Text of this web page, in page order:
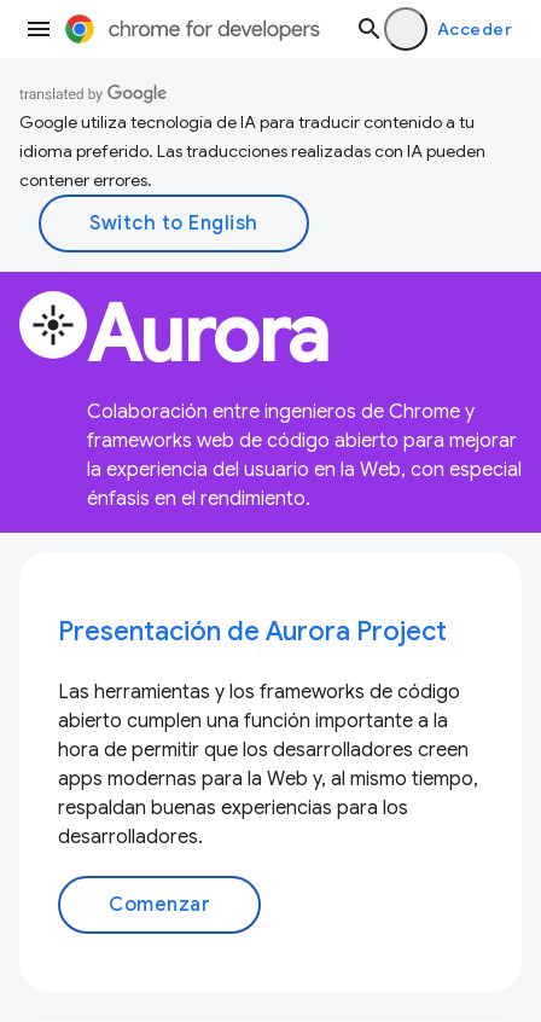
Acceder
Google utiliza tecnología de IA para traducir contenido a tu
idioma preferido. Las traducciones realizadas con IA pueden
contener errores.
flare Aurora
Colaboración entre ingenieros de Chrome y
frameworks web de código abierto para mejorar
la experiencia del usuario en la Web, con especial
énfasis en el rendimiento.
Presentación de Aurora Project
Las herramientas y los frameworks de código
abierto cumplen una función importante a la
hora de permitir que los desarrolladores creen
apps modernas para la Web y, al mismo tiempo,
respaldan buenas experiencias para los
desarrolladores.
Comenzar